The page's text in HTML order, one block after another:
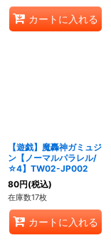
カートに入れる
【遊戯】魔轟神ガミュジ
ン【ノーマルパラレル/
☆4】TW02-JP002
80円(税込)
在庫数17枚
カートに入れる